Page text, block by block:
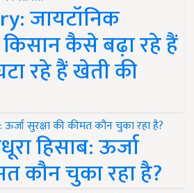
जायटॉनिक
कैसे बढ़ा रहे हैं
रहे हैं खेती की
हिसाब: ऊर्जा
कौन चुका रहा है?